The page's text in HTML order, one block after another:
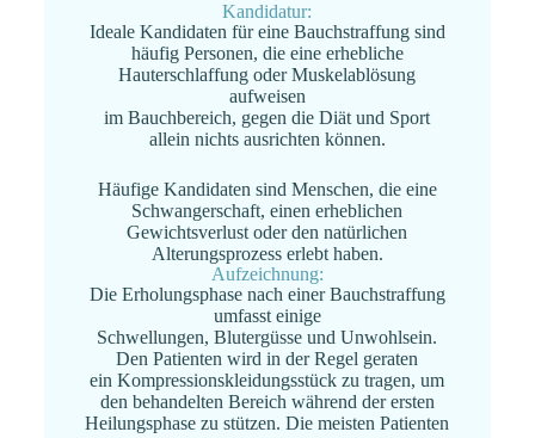
Kandidatur:
Ideale Kandidaten für eine Bauchstraffung sind
häufig Personen, die eine erhebliche
Hauterschlaffung oder Muskelablösung
aufweisen
im Bauchbereich, gegen die Diät und Sport
allein nichts ausrichten können.
Häufige Kandidaten sind Menschen, die eine
Schwangerschaft, einen erheblichen
Gewichtsverlust oder den natürlichen
Alterungsprozess erlebt haben.
Aufzeichnung:
Die Erholungsphase nach einer Bauchstraffung
umfasst einige
Schwellungen, Blutergüsse und Unwohlsein.
Den Patienten wird in der Regel geraten
ein Kompressionskleidungsstück zu tragen, um
den behandelten Bereich während der ersten
Heilungsphase zu stützen. Die meisten Patienten